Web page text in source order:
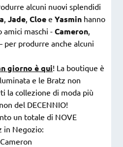
alcuni nuovi splendidi
, Jade, Cloe e Yasmin hanno
maschi - Cameron,
per produrre anche alcuni
giorno è qui! La boutique è
e le Bratz non
la collezione di moda più
del DECENNIO!
un totale di NOVE
in Negozio: